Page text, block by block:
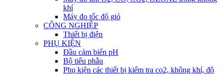
khí
Máy đo tốc độ gió
CÔNG NGHIỆP
Thiết bị điện
PHỤ KIỆN
Đầu cảm biến pH
Bộ tiểu phẫu
Phụ kiện các thiết bị kiểm tra co2, không khí, độ